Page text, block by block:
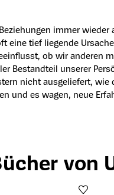
immer
eine tief liegende
ob wir anderen
Bestandteil unserer
nicht ausgeliefert, wie
und es wagen, neue
von